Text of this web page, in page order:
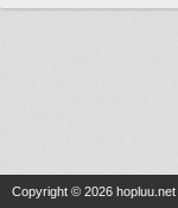
Copyright © 2026 hopluu.net